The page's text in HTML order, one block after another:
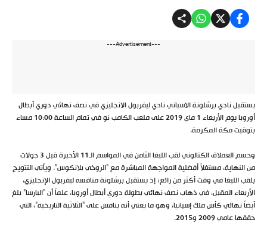
---Advertisement---
يستقبل نادي برشلونة الاسباني نادي ليفربول الانجليزي في نصف نهائي دوري أبطال
أوروبا يوم الأربعاء 1 ماي 2019 على ملعب الكامب نو في تمام الساعة 10:00 مساء
بتوقيت مكة المكرمة.
وحسم العملاق الكتالوني لقب الليغا الثامن في المواسم الـ11 الأخيرة قبل 3 جولات
من النهاية، مستغلاً أفضلية المواجهة المباشرة مع “الروخي بلانكوس”. ويأتي التتويج
بلقب الليغا في وقت أكثر من رائع؛ إذ يستقبل برشلونة منافسه ليفربول الإنجليزي،
الأربعاء المقبل، في ذهاب نصف نهائي بطولة دوري أبطال أوروبا، علماً أن “البارسا” بلغ
أيضاً نهائي كأس ملك إسبانيا، وهو ما يعني أنه ينافس على “الثلاثية التاريخية”، التي
حققها عامي 2009 و2015.